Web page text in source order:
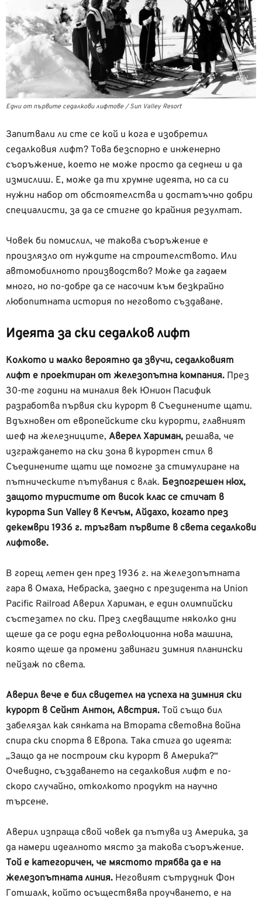
Eдни от първите седалкови лифтове / Sun Valley Resort
Запитвали ли сте се кой и кога е изобретил
седалковия лифт? Това безспорно е инженерно
съоръжение, което не може просто да седнеш и да
измислиш. Е, може да ти хрумне идеята, но са си
нужни набор от обстоятелства и достатъчно добри
специалисти, за да се стигне до крайния резултат.
Човек би помислил, че такова съоръжение е
произлязло от нуждите на строителството. Или
автомобилното производство? Може да гадаем
много, но по-добре да се насочим към безкрайно
любопитната история по неговото създаване.
Идеята за ски седалков лифт
Колкото и малко вероятно да звучи, седалковият
лифт е проектиран от железопътна компания. През
30-те години на миналия век Юнион Пасифик
разработва първия ски курорт в Съединените щати.
Вдъхновен от европейските ски курорти, главният
шеф на железниците, Аверел Хариман, решава, че
изграждането на ски зона в курортен стил в
Съединените щати ще помогне за стимулиране на
пътническите пътувания с влак. Безпогрешен нюх,
защото туристите от висок клас се стичат в
курорта Sun Valley в Кечъм, Айдахо, когато през
декември 1936 г. тръгват първите в света седалкови
лифтове.
В горещ летен ден през 1936 г. на железопътната
гара в Омаха, Небраска, заедно с президента на Union
Pacific Railroad Аверил Хариман, е един олимпийски
състезател по ски. През следващите няколко дни
щеше да се роди една революционна нова машина,
която щеше да промени завинаги зимния планински
пейзаж по света.
Аверил вече е бил свидетел на успеха на зимния ски
курорт в Сейнт Антон, Австрия. Той също бил
забелязал как сянката на Втората световна война
спира ски спорта в Европа. Така стига до идеята:
„Защо да не построим ски курорт в Америка?“
Очевидно, създаването на седалковия лифт е по-
скоро случайно, отколкото продукт на научно
търсене.
Аверил изпраща свой човек да пътува из Америка, за
да намери идеалното място за такова съоръжение.
Той е категоричен, че мястото трябва да е на
железопътната линия. Неговият сътрудник Фон
Готшалк, който осъществява проучването, е на